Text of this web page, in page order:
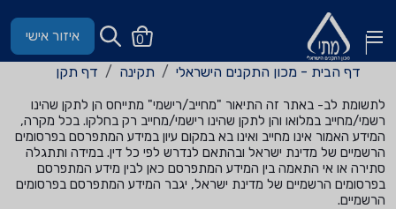
0 איזור אישי
דף הבית - מכון התקנים הישראלי תקינה דף תקן
לתשומת לב- באתר זה התיאור "מחייב/רישמי" מתייחס הן לתקן שהינו
רשמי/מחייב במלואו והן לתקן שהינו רישמי/מחייב רק בחלקו. בכל מקרה,
המידע האמור אינו מחייב ואינו בא במקום עיון במידע המתפרסם בפרסומים
הרשמיים של מדינת ישראל ובהתאם לנדרש לפי כל דין. במידה ותתגלה
סתירה או אי התאמה בין המידע המתפרסם כאן לבין מידע המתפרסם
בפרסומים הרשמיים של מדינת ישראל, יגבר המידע המתפרסם בפרסומים
הרשמיים.